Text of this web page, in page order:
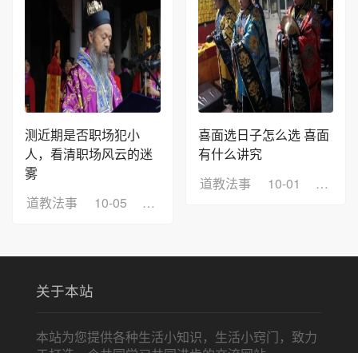
测近期是否职场犯小
人，看清职场风云的迷
雾
道教法事
10-05 浏览：10
喜面选日子怎么选 喜面
有什么讲究
道教法事
10-01 浏览
关于本站
本站为您提供各种生活小知识，生活小窍门，致力